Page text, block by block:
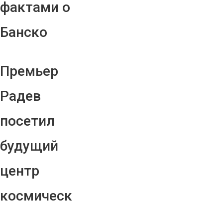
фактами о
Банско
Премьер
Радев
посетил
будущий
центр
космическ